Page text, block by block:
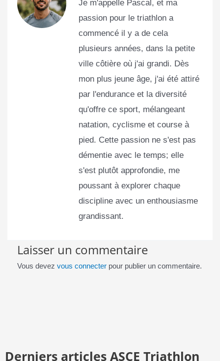
Je m'appelle Pascal, et ma
passion pour le triathlon a
commencé il y a de cela
plusieurs années, dans la petite
ville côtière où j'ai grandi. Dès
mon plus jeune âge, j'ai été attiré
par l'endurance et la diversité
qu'offre ce sport, mélangeant
natation, cyclisme et course à
pied. Cette passion ne s'est pas
démentie avec le temps; elle
s'est plutôt approfondie, me
poussant à explorer chaque
discipline avec un enthousiasme
grandissant.
Laisser un commentaire
Vous devez vous connecterpour publier un commentaire.
Derniers articles ASCE Triathlon